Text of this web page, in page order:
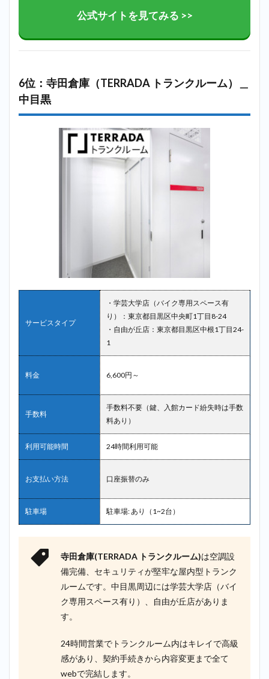
公式サイトを見てみる >>
6位：寺田倉庫（TERRADA トランクルーム）＿
中目黒
サービスタイプ
・学芸大学店（バイク専用スペース有
り）：東京都目黒区中央町1丁目8-24
・自由が丘店：東京都目黒区中根1丁目24-
1
料金 6,600円～
手数料
手数料不要（鍵、入館カード紛失時は手数
料あり）
利用可能時間 24時間利用可能
お支払い方法 口座振替のみ
駐車場 駐車場: あり（1~2台）
寺田倉庫(TERRADA トランクルーム)は空調設
備完備、セキュリティが堅牢な屋内型トランク
ルームです。中目黒周辺には学芸大学店（バイ
ク専用スペース有り）、自由が丘店がありま
す。
24時間営業でトランクルーム内はキレイで高級
感があり、契約手続きから内容変更まで全て
webで完結します。